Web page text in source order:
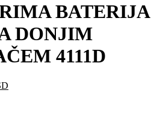
BATERIJA
DONJIM
4111D